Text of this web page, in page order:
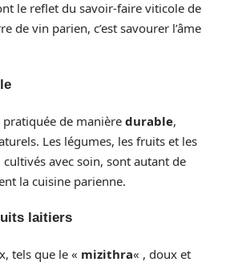
le reflet du savoir-faire viticole de
de vin parien, c’est savourer l’âme
pratiquée de manière durable,
Les légumes, les fruits et les
avec soin, sont autant de
la cuisine parienne.
laitiers
tels que le « mizithra« , doux et